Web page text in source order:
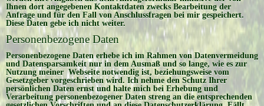
Ihnen dort angegebenen Kontaktdaten zwecks Bearbeitung der
Anfrage und für den Fall von Anschlussfragen bei mir gespeichert.
Diese Daten gebe ich nicht weiter.
Personenbezogene Daten
Personenbezogene Daten erhebe ich im Rahmen von Datenvermeidung
und Datensparsamkeit nur in dem Ausmaß und so lange, wie es zur
Nutzung meiner Webseite notwendig ist, beziehungsweise vom
Gesetzgeber vorgeschrieben wird. Ich nehme den Schutz Ihrer
persönlichen Daten ernst und halte mich bei Erhebung und
Verarbeitung personenbezogener Daten streng an die entsprechenden